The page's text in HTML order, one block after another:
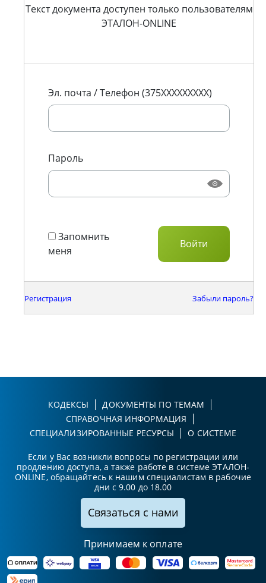
Текст документа доступен только пользователям
ЭТАЛОН-ONLINE
Эл. почта / Телефон (375XXXXXXXXX)
Пароль
Запомнить
меня
Регистрация Забыли пароль?
КОДЕКСЫ
ДОКУМЕНТЫ ПО ТЕМАМ
СПРАВОЧНАЯ ИНФОРМАЦИЯ
СПЕЦИАЛИЗИРОВАННЫЕ РЕСУРСЫ
О СИСТЕМЕ
Если у Вас возникли вопросы по регистрации или
продлению доступа, а также работе в системе ЭТАЛОН-
ONLINE, обращайтесь к нашим специалистам в рабочие
дни с 9.00 до 18.00
Связаться с нами
Принимаем к оплате